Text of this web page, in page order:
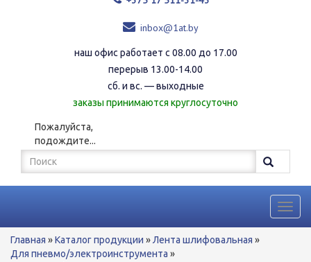
inbox@1at.by
наш офис работает с 08.00 до 17.00
перерыв 13.00-14.00
сб. и вс. — выходные
заказы принимаются круглосуточно
Пожалуйста,
подождите...
Форма
поиска
Поиск
Вы
здесь
Главная »Каталог продукции »Лента шлифовальная »
Для пневмо/электроинструмента »